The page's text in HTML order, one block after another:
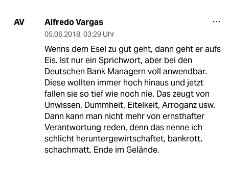
AV Alfredo Vargas
05.06.2018, 03:29 Uhr
Wenns dem Esel zu gut geht, dann geht er aufs
Eis. Ist nur ein Sprichwort, aber bei den
Deutschen Bank Managern voll anwendbar.
Diese wollten immer hoch hinaus und jetzt
fallen sie so tief wie noch nie. Das zeugt von
Unwissen, Dummheit, Eitelkeit, Arroganz usw.
Dann kann man nicht mehr von ernsthafter
Verantwortung reden, denn das nenne ich
schlicht heruntergewirtschaftet, bankrott,
schachmatt, Ende im Gelände.